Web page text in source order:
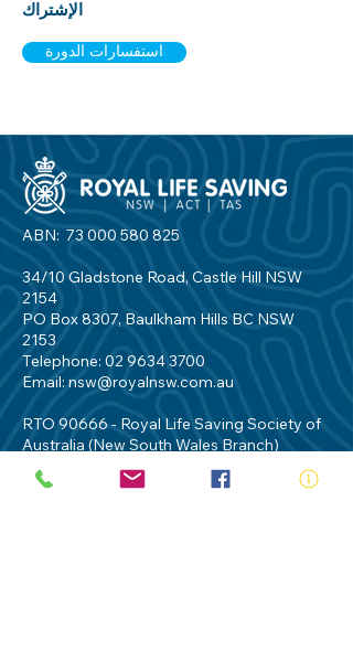
الإشتراك
استفسارات الدورة
ABN: 73 000 580 825
34/10 Gladstone Road, Castle Hill NSW
2154
PO Box 8307, Baulkham Hills BC NSW
2153
Telephone: 02 9634 3700
Email:nsw@royalnsw.com.au
RTO 90666 - Royal Life Saving Society of
Australia (New South Wales Branch)